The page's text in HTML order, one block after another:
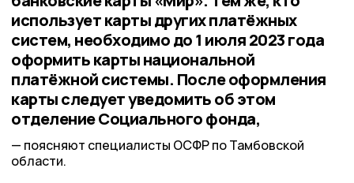
использует карты других платёжных
систем, необходимо до 1 июля 2023 года
оформить карты национальной
платёжной системы. После оформления
карты следует уведомить об этом
отделение Социального фонда,
поясняют специалисты ОСФР по Тамбовской
области.